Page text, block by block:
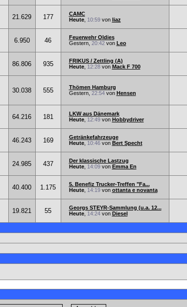
21.629 177
CAMC
Heute, 10:59von liaz
6.950 46
Feuerwehr Oldies
Gestern, 20:42von Leo
86.806 935
FRIKUS / Zettling (A)
Heute, 12:28von Mack F 700
30.038 555
Thömen Hamburg
Gestern, 22:54von Hensen
64.216 181
LKW aus Dänemark
Heute, 12:49von Hobbydriver
46.243 169
Getränkefahrzeuge
Heute, 10:46von Bert Specht
24.985 437
Der klassische Lastzug
Heute, 14:09von Emma En
40.400 1.175
5. Benefiz Trucker-Treffen "Fa...
Heute, 14:19von ottanta e novanta
19.821 55
Georgs STEYR-Sammlung (u.a. 12...
Heute, 14:24von Diesel